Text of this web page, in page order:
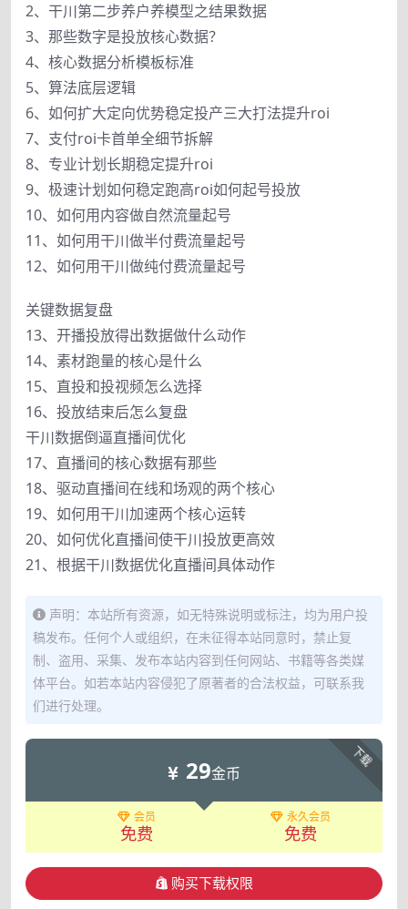
2、干川第二步养户养模型之结果数据
3、那些数字是投放核心数据？
4、核心数据分析模板标准
5、算法底层逻辑
6、如何扩大定向优势稳定投产三大打法提升roi
7、支付roi卡首单全细节拆解
8、专业计划长期稳定提升roi
9、极速计划如何稳定跑高roi如何起号投放
10、如何用内容做自然流量起号
11、如何用干川做半付费流量起号
12、如何用干川做纯付费流量起号
关键数据复盘
13、开播投放得出数据做什么动作
14、素材跑量的核心是什么
15、直投和投视频怎么选择
16、投放结束后怎么复盘
干川数据倒逼直播间优化
17、直播间的核心数据有那些
18、驱动直播间在线和场观的两个核心
19、如何用干川加速两个核心运转
20、如何优化直播间使干川投放更高效
21、根据干川数据优化直播间具体动作
声明：本站所有资源，如无特殊说明或标注，均为用户投
稿发布。任何个人或组织，在未征得本站同意时，禁止复
制、盗用、采集、发布本站内容到任何网站、书籍等各类媒
体平台。如若本站内容侵犯了原著者的合法权益，可联系我
们进行处理。
下载
29金币
会员
免费
永久会员
免费
购买下载权限